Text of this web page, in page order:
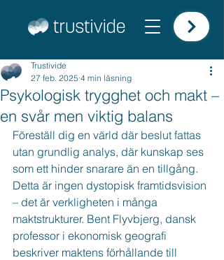
Psykologisk trygghet och makt –
en svår men viktig balans
Trustivide
27 feb. 2025 4 min läsning
Föreställ dig en värld där beslut fattas
utan grundlig analys, där kunskap ses
som ett hinder snarare än en tillgång.
Detta är ingen dystopisk framtidsvision
– det är verkligheten i många
maktstrukturer. Bent Flyvbjerg, dansk
professor i ekonomisk geografi
beskriver maktens förhållande till